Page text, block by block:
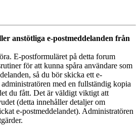
anstötliga e-postmeddelanden från
E-postformuläret på detta forum
för att kunna spåra användare som
så du bör skicka ett e-
med en fullständig kopia
du fått. Det är väldigt viktigt att
(detta innehåller detaljer om
e-postmeddelandet). Administratören